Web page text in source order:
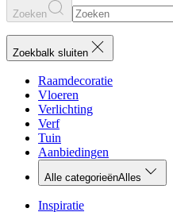
Zoeken
Zoekbalk sluiten
Raamdecoratie
Vloeren
Verlichting
Verf
Tuin
Aanbiedingen
Alle categorieënAlles
Inspiratie